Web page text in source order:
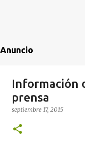
Anuncio
Información
prensa
septiembre 17, 2015